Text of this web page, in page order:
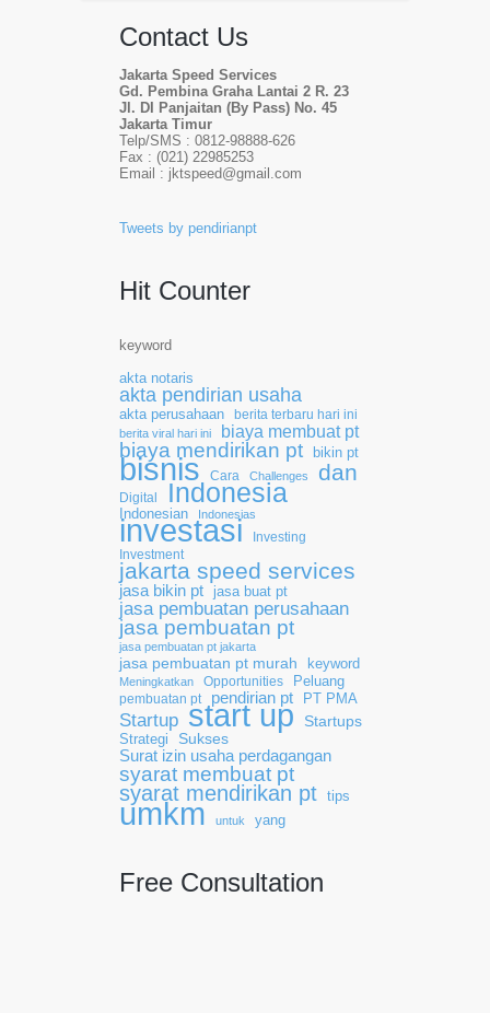
Contact Us
Jakarta Speed Services
Gd. Pembina Graha Lantai 2 R. 23
Jl. DI Panjaitan (By Pass) No. 45
Jakarta Timur
Telp/SMS : 0812-98888-626
Fax : (021) 22985253
Email : jktspeed@gmail.com
Tweets by pendirianpt
Hit Counter
keyword
akta notaris
akta pendirian usaha
akta perusahaan berita terbaru hari ini
berita viral hari ini biaya membuat pt
biaya mendirikan pt bikin pt
bisnis Cara Challenges dan
Digital Indonesia
Indonesian Indonesias
investasi
Investing
Investment
jakarta speed services
jasa bikin pt jasa buat pt
jasa pembuatan perusahaan
jasa pembuatan pt
jasa pembuatan pt jakarta
jasa pembuatan pt murah keyword
Meningkatkan Opportunities Peluang
pembuatan pt pendirian pt PT PMA
Startup start up Startups
Strategi
Sukses
Surat izin usaha perdagangan
syarat membuat pt
syarat mendirikan pt tips
umkm untuk yang
Free Consultation